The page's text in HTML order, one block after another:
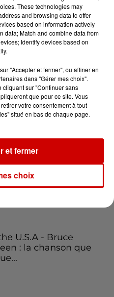
!
Voir plus
figure
de
un school bus au
et accueillir les bleus à
U.S.A - Bruce
: la chanson que
These technologies may
and browsing data to offer
based on information actively
data; Match and combine data from
Identify devices based on
"Accepter et fermer", ou affiner en
dans "Gérer mes choix".
cliquant sur "Continuer sans
que pour ce site. Vous
votre consentement à tout
situé en bas de chaque page.
choix
et fermer